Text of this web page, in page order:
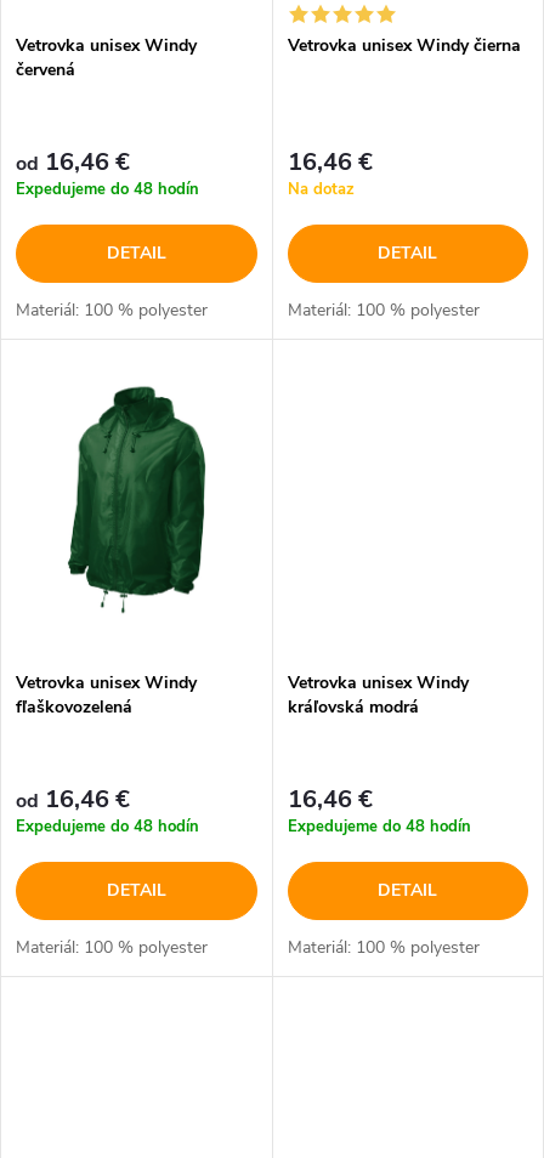
p
o
d
u
p
r
o
d
u
k
Vetrovka unisex Windy
červená
od 16,46 €
Expedujeme do 48 hodín
DETAIL
Materiál: 100 % polyester
Vetrovka unisex Windy čierna
16,46 €
Na dotaz
DETAIL
Materiál: 100 % polyester
Vetrovka unisex Windy
fľaškovozelená
od 16,46 €
Expedujeme do 48 hodín
DETAIL
Materiál: 100 % polyester
Vetrovka unisex Windy
kráľovská modrá
16,46 €
Expedujeme do 48 hodín
DETAIL
Materiál: 100 % polyester